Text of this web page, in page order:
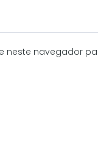
neste navegador